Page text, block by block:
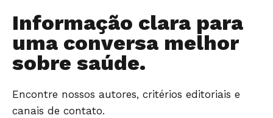
Informação clara para
uma conversa melhor
sobre saúde.
Encontre nossos autores, critérios editoriais e
canais de contato.